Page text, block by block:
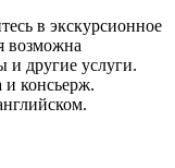
в экскурсионное
возможна
и другие услуги.
и консьерж.